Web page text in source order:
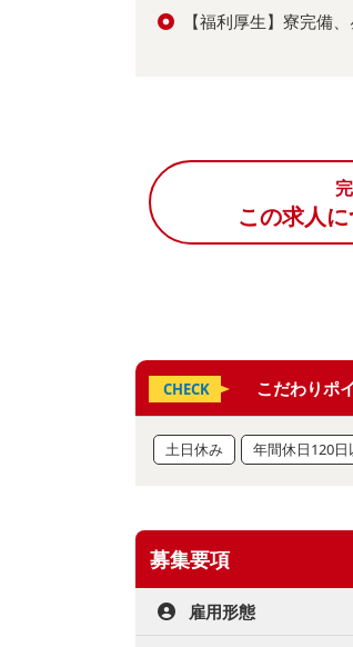
【福利厚生】寮完備
この求人
CHECK こだわりポ
土日休み 年間休日120日
募集要項
雇用形態